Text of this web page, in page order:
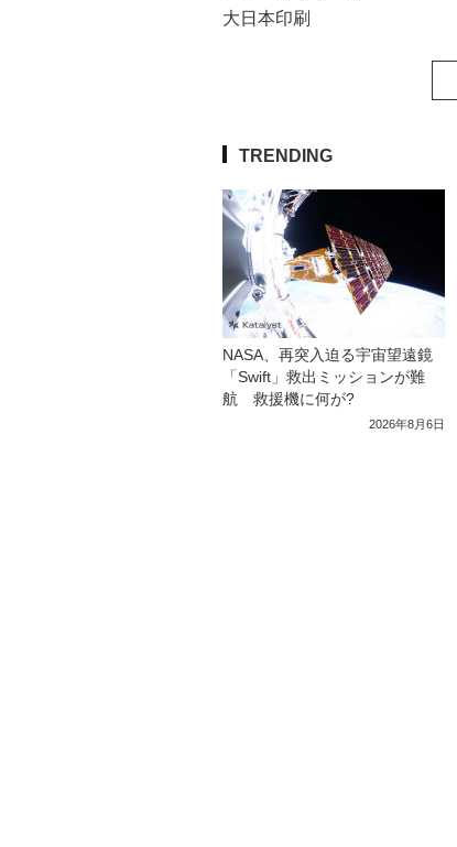
大日本印刷
TRENDING
NASA、再突入迫る宇宙望遠鏡
「Swift」救出ミッションが難
航 救援機に何が?
2026年8月6日